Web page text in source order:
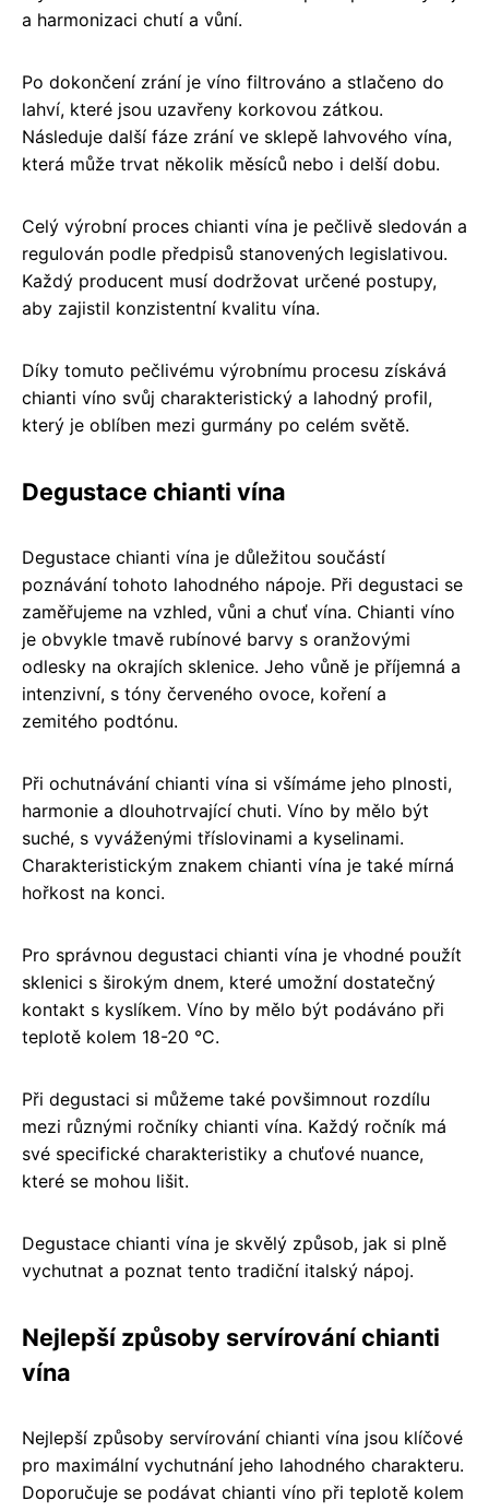
a harmonizaci chutí a vůní.
Po dokončení zrání je víno filtrováno a stlačeno do
lahví, které jsou uzavřeny korkovou zátkou.
Následuje další fáze zrání ve sklepě lahvového vína,
která může trvat několik měsíců nebo i delší dobu.
Celý výrobní proces chianti vína je pečlivě sledován a
regulován podle předpisů stanovených legislativou.
Každý producent musí dodržovat určené postupy,
aby zajistil konzistentní kvalitu vína.
Díky tomuto pečlivému výrobnímu procesu získává
chianti víno svůj charakteristický a lahodný profil,
který je oblíben mezi gurmány po celém světě.
Degustace chianti vína
Degustace chianti vína je důležitou součástí
poznávání tohoto lahodného nápoje. Při degustaci se
zaměřujeme na vzhled, vůni a chuť vína. Chianti víno
je obvykle tmavě rubínové barvy s oranžovými
odlesky na okrajích sklenice. Jeho vůně je příjemná a
intenzivní, s tóny červeného ovoce, koření a
zemitého podtónu.
Při ochutnávání chianti vína si všímáme jeho plnosti,
harmonie a dlouhotrvající chuti. Víno by mělo být
suché, s vyváženými tříslovinami a kyselinami.
Charakteristickým znakem chianti vína je také mírná
hořkost na konci.
Pro správnou degustaci chianti vína je vhodné použít
sklenici s širokým dnem, které umožní dostatečný
kontakt s kyslíkem. Víno by mělo být podáváno při
teplotě kolem 18-20 °C.
Při degustaci si můžeme také povšimnout rozdílu
mezi různými ročníky chianti vína. Každý ročník má
své specifické charakteristiky a chuťové nuance,
které se mohou lišit.
Degustace chianti vína je skvělý způsob, jak si plně
vychutnat a poznat tento tradiční italský nápoj.
Nejlepší způsoby servírování chianti
vína
Nejlepší způsoby servírování chianti vína jsou klíčové
pro maximální vychutnání jeho lahodného charakteru.
Doporučuje se podávat chianti víno při teplotě kolem